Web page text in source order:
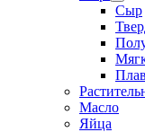
Сыр
Масло
Яйца